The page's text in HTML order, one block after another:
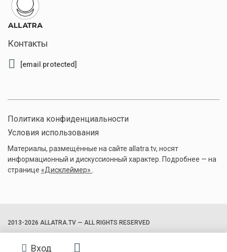
Контакты
[email protected]
Политика конфиденциальности
Условия использования
Материалы, размещённые на сайте allatra.tv, носят
информационный и дискуссионный характер. Подробнее — на
странице «Дисклеймер»
2013-2026 ALLATRA.TV — ALL RIGHTS RESERVED
Вход